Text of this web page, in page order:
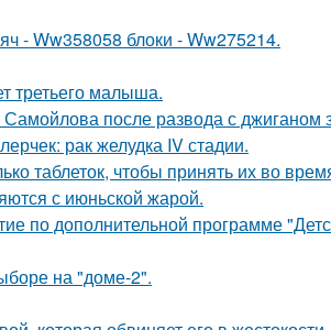
- Ww358058 блоки - Ww275214.
третьего малыша.
после развода с джиганом
рак желудка IV стадии.
таблеток, чтобы принять их во
с июньской жарой.
по дополнительной программе
на "доме-2".